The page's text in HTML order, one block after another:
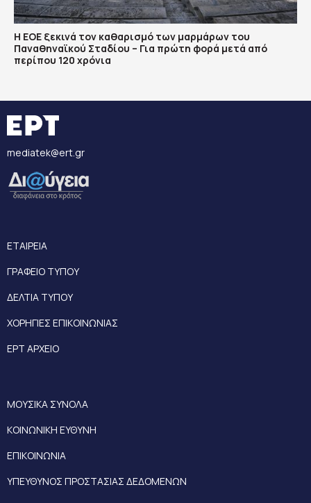
Η ΕΟΕ ξεκινά τον καθαρισμό των μαρμάρων του
Παναθηναϊκού Σταδίου – Για πρώτη φορά μετά από
περίπου 120 χρόνια
mediatek@ert.gr
ΕΤΑΙΡΕΙΑ
ΓΡΑΦΕΙΟ ΤΥΠΟΥ
ΔΕΛΤΙΑ ΤΥΠΟΥ
ΧΟΡΗΓΙΕΣ ΕΠΙΚΟΙΝΩΝΙΑΣ
ΕΡΤ ΑΡΧΕΙΟ
ΜΟΥΣΙΚΑ ΣΥΝΟΛΑ
ΚΟΙΝΩΝΙΚΗ ΕΥΘΥΝΗ
ΕΠΙΚΟΙΝΩΝΙΑ
ΥΠΕΥΘΥΝΟΣ ΠΡΟΣΤΑΣΙΑΣ ΔΕΔΟΜΕΝΩΝ